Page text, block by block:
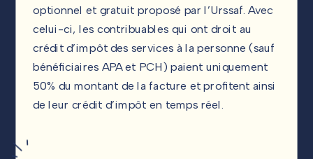
optionnel et gratuit proposé par l’Urssaf. Avec
celui-ci, les contribuables qui ont droit au
crédit d’impôt des services à la personne (sauf
bénéficiaires APA et PCH) paient uniquement
50% du montant de la facture et profitent ainsi
de leur crédit d’impôt en temps réel.